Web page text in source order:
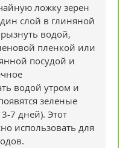
ложку зерен
слой в глиняной
водой,
пленкой или
посудой и
водой утром и
зеленые
7 дней). Этот
использовать для